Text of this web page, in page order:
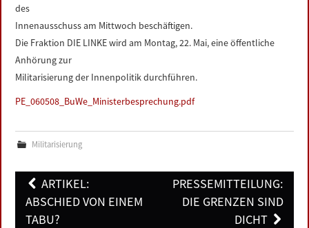
des
Innenausschuss am Mittwoch beschäftigen.
Die Fraktion DIE LINKE wird am Montag, 22. Mai, eine öffentliche
Anhörung zur
Militarisierung der Innenpolitik durchführen.
PE_060508_BuWe_Ministerbesprechung.pdf
Militarisierung
Post
navigation
ARTIKEL:
ABSCHIED VON EINEM
TABU?
PRESSEMITTEILUNG:
DIE GRENZEN SIND
DICHT